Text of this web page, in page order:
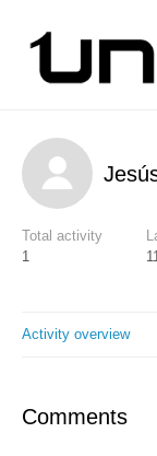
Total activity
1
Activity overview
Comments